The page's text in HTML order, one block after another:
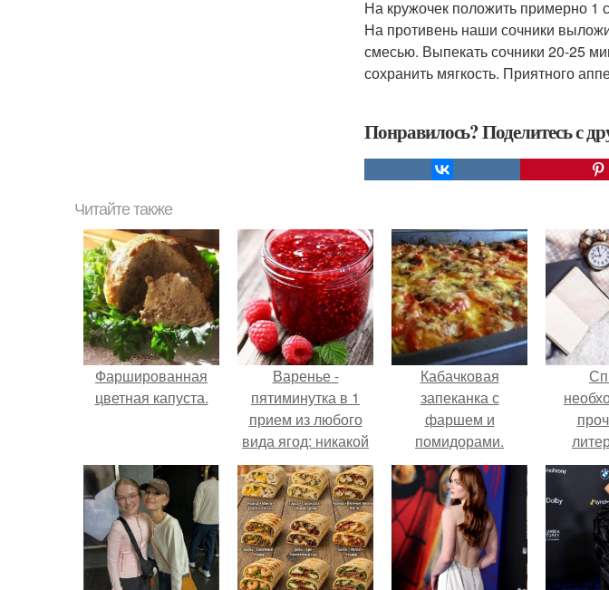
На кружочек положить примерно 1
На противень наши сочники
смесью. Выпекать сочники 20-25
сохранить мягкость. Приятного
Понравилось? Поделитесь с
Читайте также
Фаршированная
цветная капуста.
Варенье -
пятиминутка в 1
прием из любого
вида ягод: никакой
длительной варки,
все витамины на
месте!
Кабачковая
запеканка с
фаршем и
помидорами.